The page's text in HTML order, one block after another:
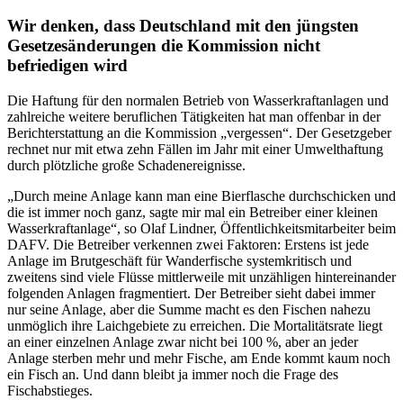
Wir denken, dass Deutschland mit den jüngsten
Gesetzesänderungen die Kommission nicht
befriedigen wird
Die Haftung für den normalen Betrieb von Wasserkraftanlagen und
zahlreiche weitere beruflichen Tätigkeiten hat man offenbar in der
Berichterstattung an die Kommission „vergessen“. Der Gesetzgeber
rechnet nur mit etwa zehn Fällen im Jahr mit einer Umwelthaftung
durch plötzliche große Schadenereignisse.
„Durch meine Anlage kann man eine Bierflasche durchschicken und
die ist immer noch ganz, sagte mir mal ein Betreiber einer kleinen
Wasserkraftanlage“, so Olaf Lindner, Öffentlichkeitsmitarbeiter beim
DAFV. Die Betreiber verkennen zwei Faktoren: Erstens ist jede
Anlage im Brutgeschäft für Wanderfische systemkritisch und
zweitens sind viele Flüsse mittlerweile mit unzähligen hintereinander
folgenden Anlagen fragmentiert. Der Betreiber sieht dabei immer
nur seine Anlage, aber die Summe macht es den Fischen nahezu
unmöglich ihre Laichgebiete zu erreichen. Die Mortalitätsrate liegt
an einer einzelnen Anlage zwar nicht bei 100 %, aber an jeder
Anlage sterben mehr und mehr Fische, am Ende kommt kaum noch
ein Fisch an. Und dann bleibt ja immer noch die Frage des
Fischabstieges.